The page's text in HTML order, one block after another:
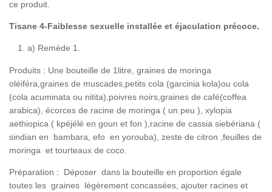
ce produit.
Tisane 4-Faiblesse sexuelle installée et éjaculation précoce.
a) Remède 1.
Produits : Une bouteille de 1litre, graines de moringa
oléiféra,graines de muscades,petits cola (garcinia kola)ou cola
(cola acuminata ou nitita),poivres noirs,graines de café(coffea
arabica), écorces de racine de moringa ( un peu ), xylopia
aethiopica ( kpéjélé en goun et fon ),racine de cassia siebériana (
sindian en bambara, efo en yorouba), zeste de citron ,feuilles de
moringa et tourteaux de coco.
Préparation : Déposer dans la bouteille en proportion égale
toutes les graines légèrement concassées, ajouter racines et